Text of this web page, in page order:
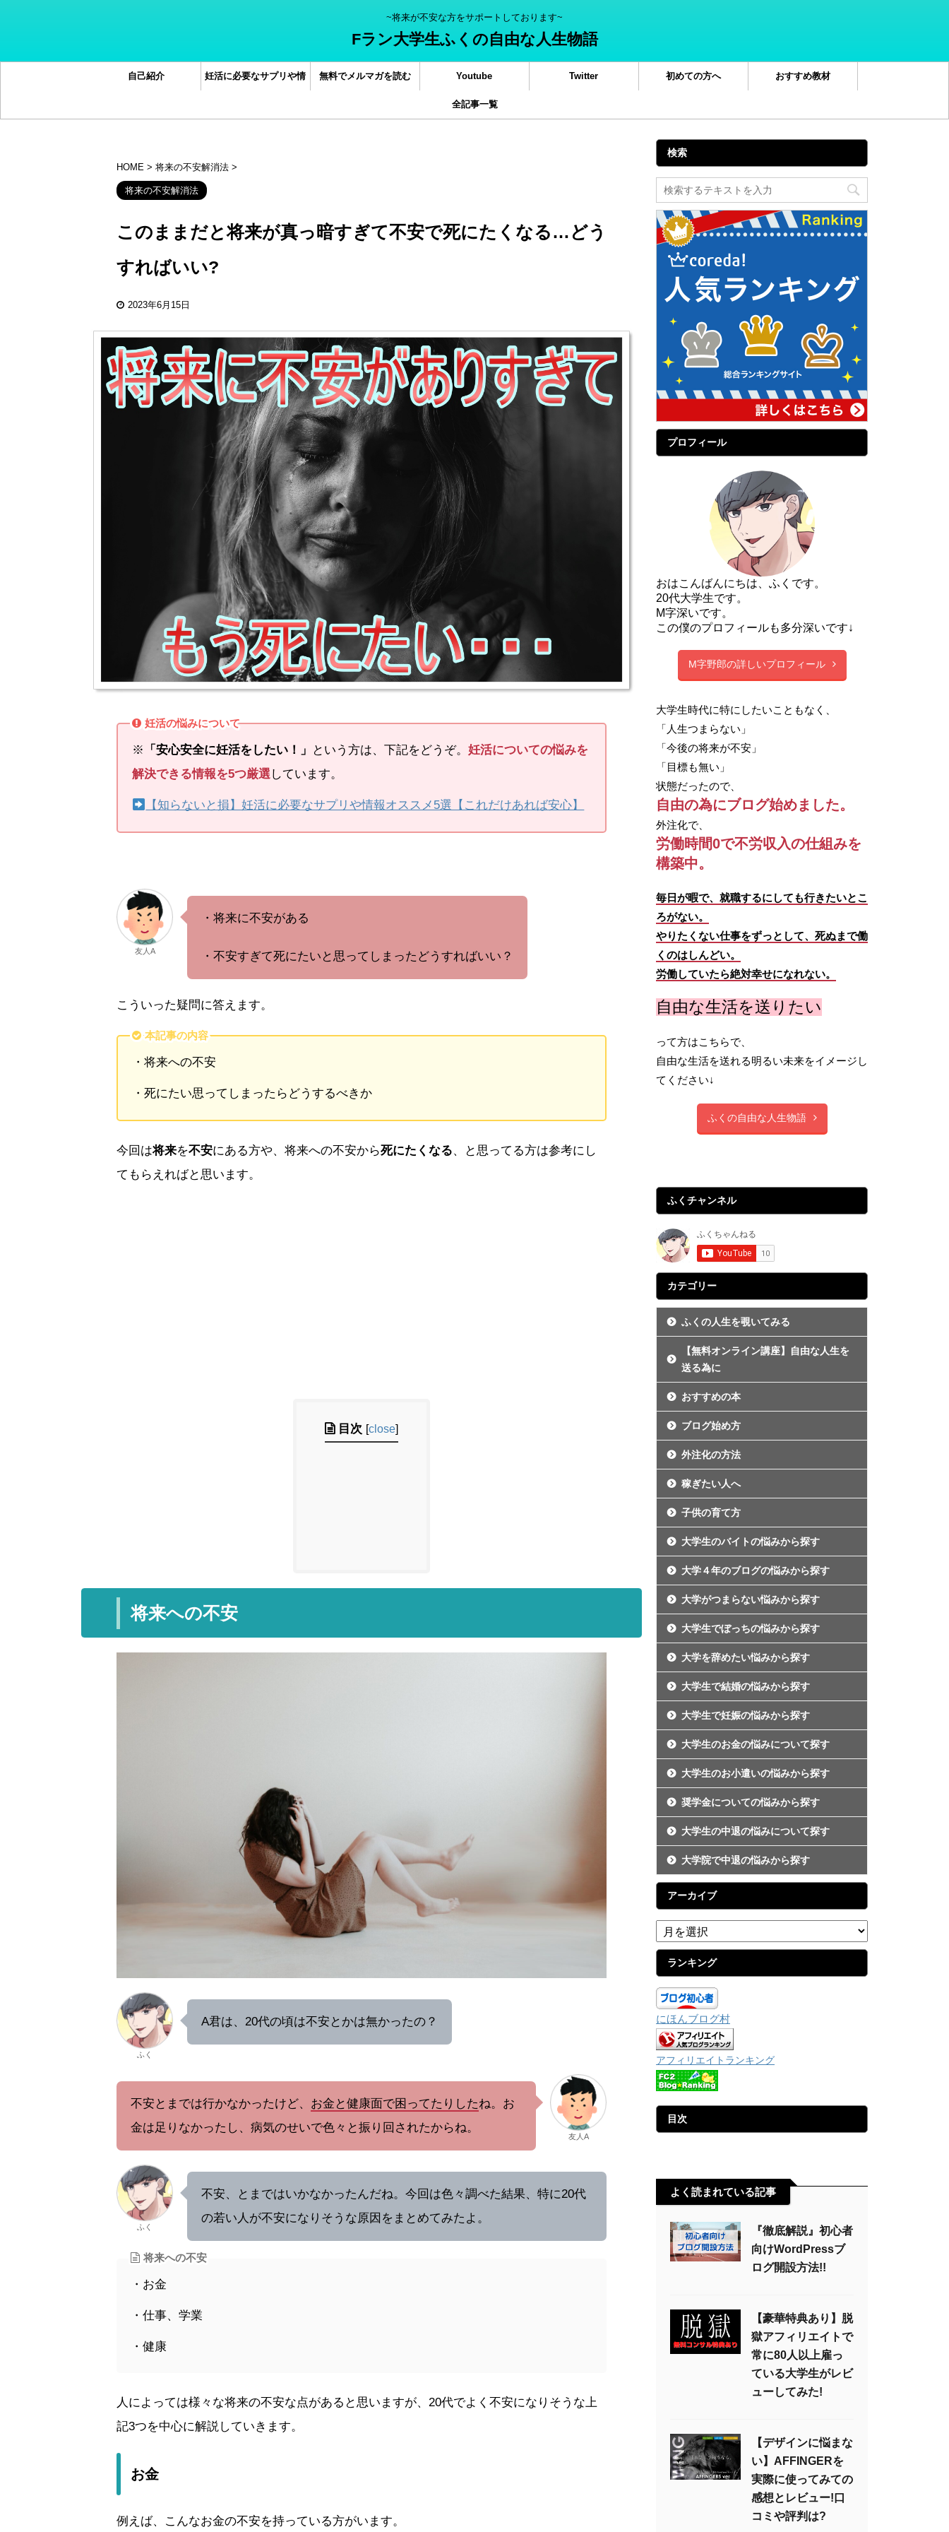
~将来が不安な方をサポートしております~
Fラン大学生ふくの自由な人生物語
自己紹介 妊活に必要なサプリや情 無料でメルマガを読む Youtube Twitter 初めての方へ おすすめ教材
全記事一覧
HOME > 将来の不安解消法 >
将来の不安解消法
このままだと将来が真っ暗すぎて不安で死にたくなる…どう
すればいい?
2023年6月15日
妊活の悩みについて
※ 「安心安全に妊活をしたい！」 という方は、下記をどうぞ。 妊活についての悩みを
解決できる情報を5つ厳選しています。
【知らないと損】妊活に必要なサプリや情報オススメ5選【これだけあれば安心】
友人A
・将来に不安がある
・不安すぎて死にたいと思ってしまったどうすればいい？
こういった疑問に答えます。
本記事の内容
・将来への不安
・死にたい思ってしまったらどうするべきか
今回は将来を不安にある方や、将来への不安から死にたくなる、と思ってる方は参考にし
てもらえればと思います。
目次 [close]
将来への不安
ふく
A君は、20代の頃は不安とかは無かったの？
不安とまでは行かなかったけど、 お金と健康面で困ってたりしたね。お
金は足りなかったし、病気のせいで色々と振り回されたからね。
友人A
ふく
不安、とまではいかなかったんだね。今回は色々調べた結果、特に20代
の若い人が不安になりそうな原因をまとめてみたよ。
将来への不安
・お金
・仕事、学業
・健康
人によっては様々な将来の不安な点があると思いますが、20代でよく不安になりそうな上
記3つを中心に解説していきます。
お金
例えば、こんなお金の不安を持っている方がいます。
検索
プロフィール
おはこんばんにちは、ふくです。
20代大学生です。
M字深いです。
この僕のプロフィールも多分深いです↓
M字野郎の詳しいプロフィール
大学生時代に特にしたいこともなく、
「人生つまらない」
「今後の将来が不安」
「目標も無い」
状態だったので、
自由の為にブログ始めました。
外注化で、
労働時間0で不労収入の仕組みを
構築中。
毎日が暇で、就職するにしても行きたいとこ
ろがない。
やりたくない仕事をずっとして、死ぬまで働
くのはしんどい。
労働していたら絶対幸せになれない。
自由な生活を送りたい
って方はこちらで、
自由な生活を送れる明るい未来をイメージし
てください↓
ふくの自由な人生物語
ふくチャンネル
カテゴリー
ふくの人生を覗いてみる
【無料オンライン講座】自由な人生を
送る為に
おすすめの本
ブログ始め方
外注化の方法
稼ぎたい人へ
子供の育て方
大学生のバイトの悩みから探す
大学４年のブログの悩みから探す
大学がつまらない悩みから探す
大学生でぼっちの悩みから探す
大学を辞めたい悩みから探す
大学生で結婚の悩みから探す
大学生で妊娠の悩みから探す
大学生のお金の悩みについて探す
大学生のお小遣いの悩みから探す
奨学金についての悩みから探す
大学生の中退の悩みについて探す
大学院で中退の悩みから探す
アーカイブ
ランキング
にほんブログ村
アフィリエイトランキング
目次
よく読まれている記事
『徹底解説』初心者
向けWordPressブ
ログ開設方法!!
【豪華特典あり】脱
獄アフィリエイトで
常に80人以上雇っ
ている大学生がレビ
ューしてみた!
【デザインに悩まな
い】AFFINGERを
実際に使ってみての
感想とレビュー!口
コミや評判は?